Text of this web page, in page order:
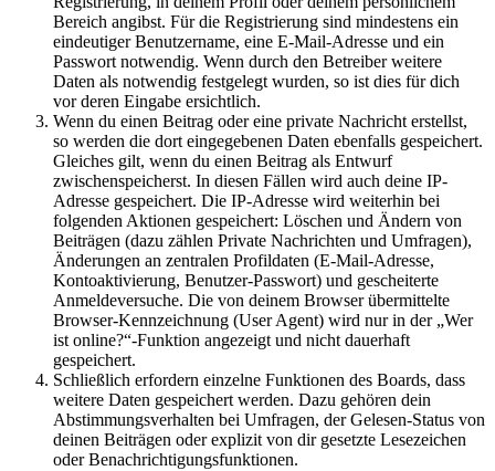
Bereich angibst. Für die Registrierung sind mindestens ein
eindeutiger Benutzername, eine E-Mail-Adresse und ein
Passwort notwendig. Wenn durch den Betreiber weitere
Daten als notwendig festgelegt wurden, so ist dies für dich
vor deren Eingabe ersichtlich.
Wenn du einen Beitrag oder eine private Nachricht erstellst,
so werden die dort eingegebenen Daten ebenfalls gespeichert.
Gleiches gilt, wenn du einen Beitrag als Entwurf
zwischenspeicherst. In diesen Fällen wird auch deine IP-
Adresse gespeichert. Die IP-Adresse wird weiterhin bei
folgenden Aktionen gespeichert: Löschen und Ändern von
Beiträgen (dazu zählen Private Nachrichten und Umfragen),
Änderungen an zentralen Profildaten (E-Mail-Adresse,
Kontoaktivierung, Benutzer-Passwort) und gescheiterte
Anmeldeversuche. Die von deinem Browser übermittelte
Browser-Kennzeichnung (User Agent) wird nur in der „Wer
ist online?“-Funktion angezeigt und nicht dauerhaft
gespeichert.
Schließlich erfordern einzelne Funktionen des Boards, dass
weitere Daten gespeichert werden. Dazu gehören dein
Abstimmungsverhalten bei Umfragen, der Gelesen-Status von
deinen Beiträgen oder explizit von dir gesetzte Lesezeichen
oder Benachrichtigungsfunktionen.